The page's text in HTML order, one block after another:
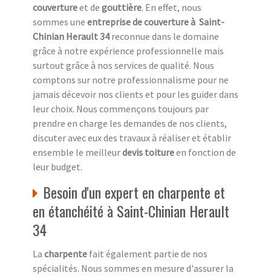
couvertureet de gouttière. En effet, nous
sommes une entreprise de couverture à Saint-
Chinian Herault 34reconnue dans le domaine
grâce à notre expérience professionnelle mais
surtout grâce à nos services de qualité. Nous
comptons sur notre professionnalisme pour ne
jamais décevoir nos clients et pour les guider dans
leur choix. Nous commençons toujours par
prendre en charge les demandes de nos clients,
discuter avec eux des travaux à réaliser et établir
ensemble le meilleurdevis toitureen fonction de
leur budget.
Besoin d'un expert en charpente et
en étanchéité à Saint-Chinian Herault
34
La charpente fait également partie de nos
spécialités. Nous sommes en mesure d'assurer la